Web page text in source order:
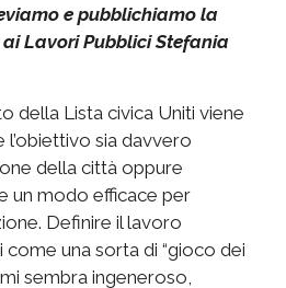
e pubblichiamo la
Lavori Pubblici Stefania
della Lista civica Uniti viene
sia davvero
della città oppure
un modo efficace per
Definire il lavoro
una sorta di “gioco dei
sembra ingeneroso,